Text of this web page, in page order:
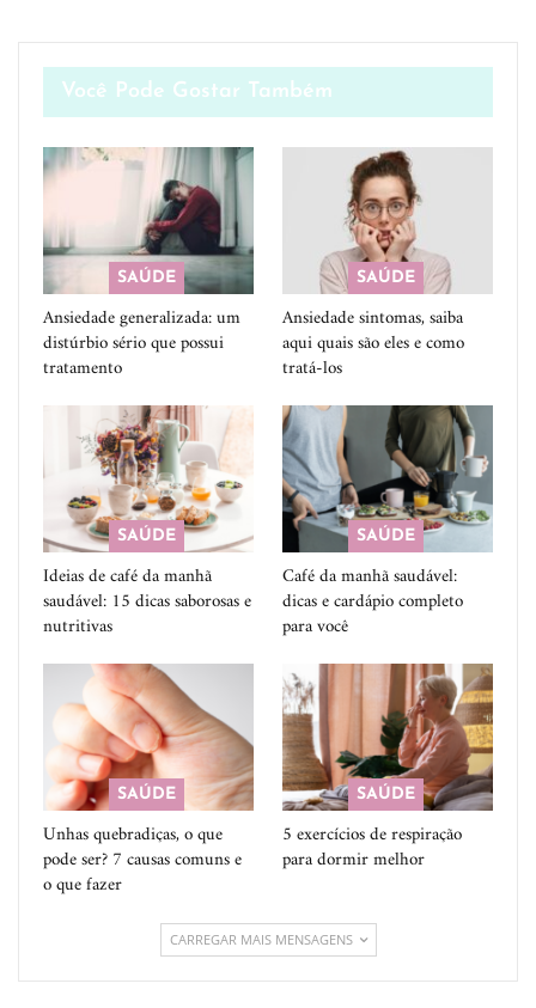
Você Pode Gostar Também
SAÚDE
Ansiedade generalizada: um
distúrbio sério que possui
tratamento
SAÚDE
Ansiedade sintomas, saiba
aqui quais são eles e como
tratá-los
SAÚDE
Ideias de café da manhã
saudável: 15 dicas saborosas e
nutritivas
SAÚDE
Café da manhã saudável:
dicas e cardápio completo
para você
SAÚDE
Unhas quebradiças, o que
pode ser? 7 causas comuns e
o que fazer
SAÚDE
5 exercícios de respiração
para dormir melhor
CARREGAR MAIS MENSAGENS